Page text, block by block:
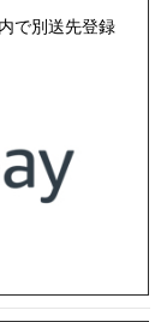
で別送先登録